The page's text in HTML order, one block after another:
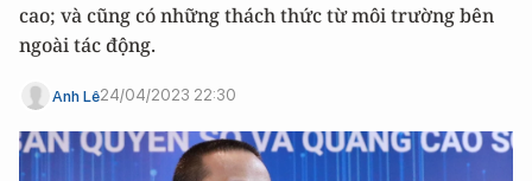
cao; và cũng có những thách thức từ môi trường bên
ngoài tác động.
Anh Lê24/04/2023 22:30